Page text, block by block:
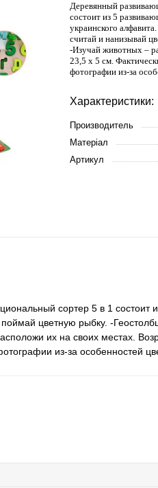
Деревянный
состоит из 5
украинского
считай и нанизывай
-Изучай животных –
23,5 х 5 см.
фотографии из-за
Характеристики:
Производитель
Матеріал
Артикул
сортер 5 в 1 состоит
цветную рыбку. -
их на своих местах.
из-за особенностей